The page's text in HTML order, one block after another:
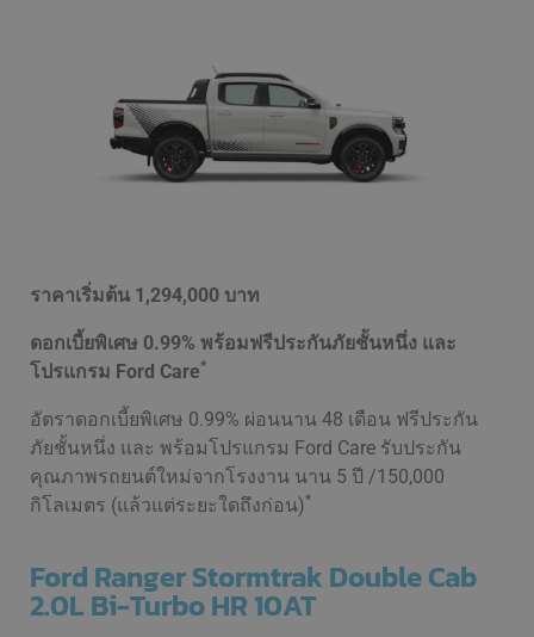
ราคาเริ่มต้น 1,294,000 บาท
ดอกเบี้ยพิเศษ 0.99% พร้อมฟรีประกันภัยชั้นหนึ่ง และ
โปรแกรม Ford Care*
อัตราดอกเบี้ยพิเศษ 0.99% ผ่อนนาน 48 เดือน ฟรีประกัน
ภัยชั้นหนึ่ง และ พร้อมโปรแกรม Ford Care รับประกัน
คุณภาพรถยนต์ใหม่จากโรงงาน นาน 5 ปี /150,000
กิโลเมตร (แล้วแต่ระยะใดถึงก่อน)*
Ford Ranger Stormtrak Double Cab
2.0L Bi-Turbo HR 10AT